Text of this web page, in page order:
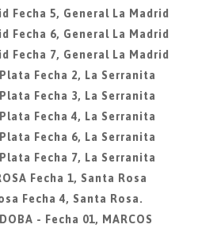
Fecha 5, General La Madrid
Fecha 6, General La Madrid
Fecha 7, General La Madrid
Fecha 2, La Serranita
Fecha 3, La Serranita
Fecha 4, La Serranita
Fecha 6, La Serranita
Fecha 7, La Serranita
Fecha 1, Santa Rosa
Fecha 4, Santa Rosa.
- Fecha 01, MARCOS